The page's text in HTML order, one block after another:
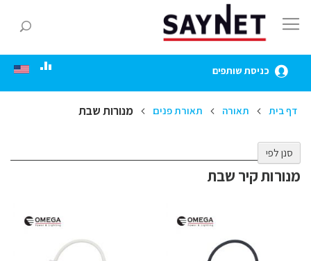
to
Content
כניסת שותפים
דף בית תאורה תאורת פנים מנורות שבת
מנורות קיר שבת
סנן לפי